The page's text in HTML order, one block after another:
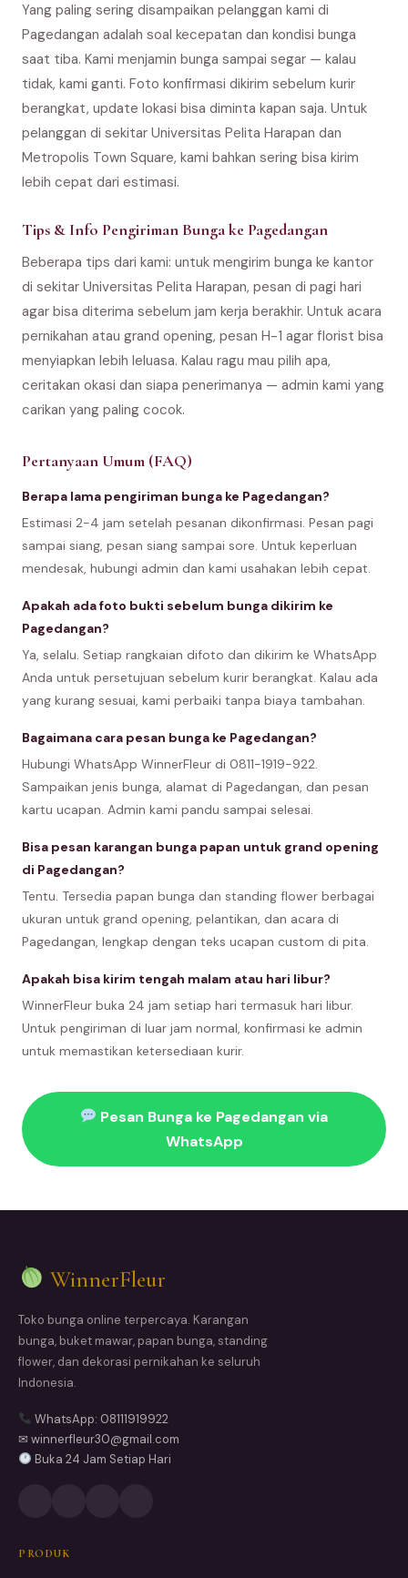
Yang paling sering disampaikan pelanggan kami di
Pagedangan adalah soal kecepatan dan kondisi bunga
saat tiba. Kami menjamin bunga sampai segar — kalau
tidak, kami ganti. Foto konfirmasi dikirim sebelum kurir
berangkat, update lokasi bisa diminta kapan saja. Untuk
pelanggan di sekitar Universitas Pelita Harapan dan
Metropolis Town Square, kami bahkan sering bisa kirim
lebih cepat dari estimasi.
Tips & Info Pengiriman Bunga ke Pagedangan
Beberapa tips dari kami: untuk mengirim bunga ke kantor
di sekitar Universitas Pelita Harapan, pesan di pagi hari
agar bisa diterima sebelum jam kerja berakhir. Untuk acara
pernikahan atau grand opening, pesan H-1 agar florist bisa
menyiapkan lebih leluasa. Kalau ragu mau pilih apa,
ceritakan okasi dan siapa penerimanya — admin kami yang
carikan yang paling cocok.
Pertanyaan Umum (FAQ)
Berapa lama pengiriman bunga ke Pagedangan?
Estimasi 2-4 jam setelah pesanan dikonfirmasi. Pesan pagi
sampai siang, pesan siang sampai sore. Untuk keperluan
mendesak, hubungi admin dan kami usahakan lebih cepat.
Apakah ada foto bukti sebelum bunga dikirim ke
Pagedangan?
Ya, selalu. Setiap rangkaian difoto dan dikirim ke WhatsApp
Anda untuk persetujuan sebelum kurir berangkat. Kalau ada
yang kurang sesuai, kami perbaiki tanpa biaya tambahan.
Bagaimana cara pesan bunga ke Pagedangan?
Hubungi WhatsApp WinnerFleur di 0811-1919-922.
Sampaikan jenis bunga, alamat di Pagedangan, dan pesan
kartu ucapan. Admin kami pandu sampai selesai.
Bisa pesan karangan bunga papan untuk grand opening
di Pagedangan?
Tentu. Tersedia papan bunga dan standing flower berbagai
ukuran untuk grand opening, pelantikan, dan acara di
Pagedangan, lengkap dengan teks ucapan custom di pita.
Apakah bisa kirim tengah malam atau hari libur?
WinnerFleur buka 24 jam setiap hari termasuk hari libur.
Untuk pengiriman di luar jam normal, konfirmasi ke admin
untuk memastikan ketersediaan kurir.
Pesan Bunga ke Pagedangan via
WhatsApp
WinnerFleur
Toko bunga online terpercaya. Karangan
bunga, buket mawar, papan bunga, standing
flower, dan dekorasi pernikahan ke seluruh
Indonesia.
WhatsApp: 08111919922
✉ winnerfleur30@gmail.com
Buka 24 Jam Setiap Hari
PRODUK